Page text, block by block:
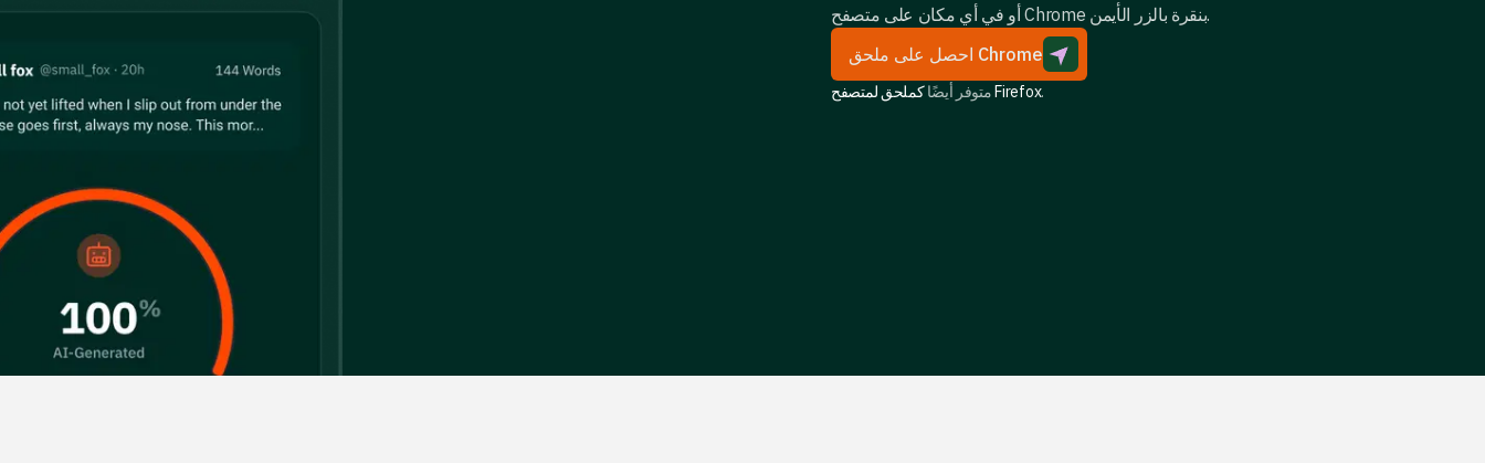
أو في أي مكان على متصفح Chrome بنقرة بالزر الأيمن.
احصل على ملحق Chrome
متوفر أيضًاكملحق لمتصفح Firefox.